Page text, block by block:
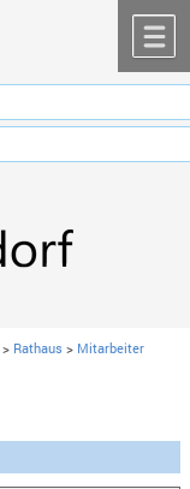
> Rathaus > Mitarbeiter